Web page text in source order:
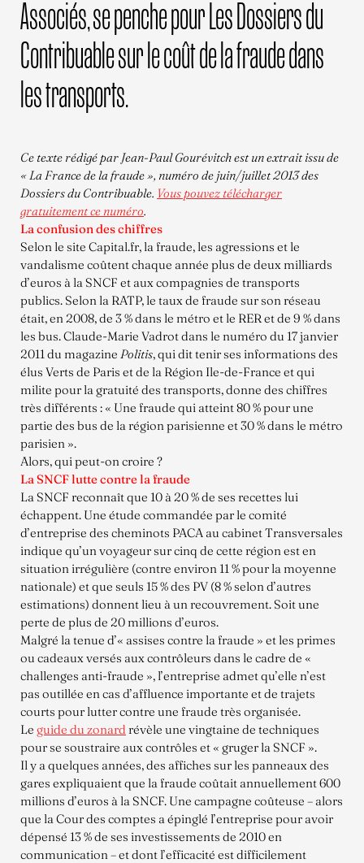
Associés, se penche pour Les Dossiers du
Contribuable sur le coût de la fraude dans
les transports.
Ce texte rédigé par Jean-Paul Gourévitch est un extrait issu de
« La France de la fraude », numéro de juin/juillet 2013 des
Dossiers du Contribuable. Vous pouvez télécharger
gratuitement ce numéro.
La confusion des chiffres
Selon le site Capital.fr, la fraude, les agressions et le
vandalisme coûtent chaque année plus de deux milliards
d’euros à la SNCF et aux compagnies de transports
publics. Selon la RATP, le taux de fraude sur son réseau
était, en 2008, de 3 % dans le métro et le RER et de 9 % dans
les bus. Claude-Marie Vadrot dans le numéro du 17 janvier
2011 du magazine Politis, qui dit tenir ses informations des
élus Verts de Paris et de la Région Ile-de-France et qui
milite pour la gratuité des transports, donne des chiffres
très différents : « Une fraude qui atteint 80 % pour une
partie des bus de la région parisienne et 30 % dans le métro
parisien ».
Alors, qui peut-on croire ?
La SNCF lutte contre la fraude
La SNCF reconnaît que 10 à 20 % de ses recettes lui
échappent. Une étude commandée par le comité
d’entreprise des cheminots PACA au cabinet Transversales
indique qu’un voyageur sur cinq de cette région est en
situation irrégulière (contre environ 11 % pour la moyenne
nationale) et que seuls 15 % des PV (8 % selon d’autres
estimations) donnent lieu à un recouvrement. Soit une
perte de plus de 20 millions d’euros.
Malgré la tenue d’« assises contre la fraude » et les primes
ou cadeaux versés aux contrôleurs dans le cadre de «
challenges anti-fraude », l’entreprise admet qu’elle n’est
pas outillée en cas d’affluence importante et de trajets
courts pour lutter contre une fraude très organisée.
Le guide du zonard révèle une vingtaine de techniques
pour se soustraire aux contrôles et « gruger la SNCF ».
Il y a quelques années, des affiches sur les panneaux des
gares expliquaient que la fraude coûtait annuellement 600
millions d’euros à la SNCF. Une campagne coûteuse – alors
que la Cour des comptes a épinglé l’entreprise pour avoir
dépensé 13 % de ses investissements de 2010 en
communication – et dont l’efficacité est difficilement